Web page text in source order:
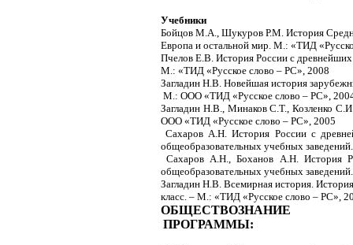
Учебники
Бойцов М.А., Шукуров Р.М. История
Европа и остальной мир. М.: «ТИД
Пчелов Е.В. История России с
М.: «ТИД «Русское слово – РС», 2008
Загладин Н.В. Новейшая история
М.: ООО «ТИД «Русское слово – РС»,
Загладин Н.В., Минаков С.Т., Козленко
ООО «ТИД «Русское слово – РС», 2005
Сахаров А.Н. История России с
общеобразовательных учебных
Сахаров А.Н., Боханов А.Н. История
общеобразовательных учебных
Загладин Н.В. Всемирная история.
класс. – М.: «ТИД «Русское слово – РС»,
ОБЩЕСТВОЗНАНИЕ
ПРОГРАММЫ: